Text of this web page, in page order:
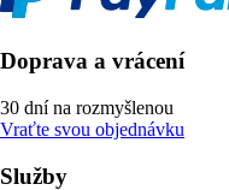
Doprava a vrácení
30 dní na rozmyšlenou
Vraťte svou objednávku
Služby